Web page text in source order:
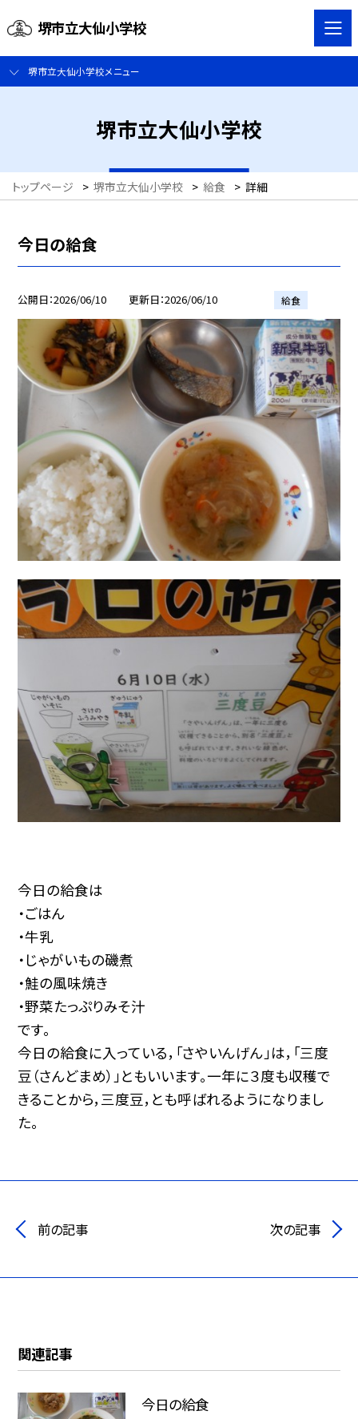
堺市立大仙小学校
堺市立大仙小学校メニュー
堺市立大仙小学校
トップページ > 堺市立大仙小学校 > 給食 > 詳細
今日の給食
公開日 2026/06/10 更新日 2026/06/10 給食
今日の給食は
・ごはん
・牛乳
・じゃがいもの磯煮
・鮭の風味焼き
・野菜たっぷりみそ汁
です。
今日の給食に入っている，「さやいんげん」は，「三度
豆（さんどまめ）」ともいいます。一年に３度も収穫で
きることから，三度豆，とも呼ばれるようになりまし
た。
前の記事 次の記事
関連記事
今日の給食